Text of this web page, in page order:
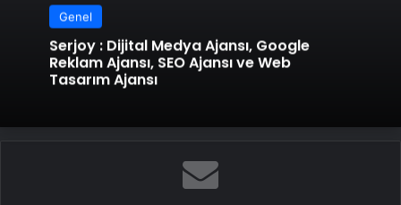
Genel
Serjoy : Dijital Medya Ajansı, Google
Reklam Ajansı, SEO Ajansı ve Web
Tasarım Ajansı